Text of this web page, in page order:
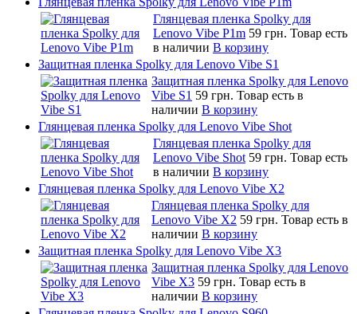
Глянцевая пленка Spolky для
Lenovo Vibe P1m 59 грн. Товар есть
в наличии В корзину
Защитная пленка Spolky для Lenovo Vibe S1
Защитная пленка Spolky для Lenovo
Vibe S1 59 грн. Товар есть в
наличии В корзину
Глянцевая пленка Spolky для Lenovo Vibe Shot
Глянцевая пленка Spolky для
Lenovo Vibe Shot 59 грн. Товар есть
в наличии В корзину
Глянцевая пленка Spolky для Lenovo Vibe X2
Глянцевая пленка Spolky для
Lenovo Vibe X2 59 грн. Товар есть в
наличии В корзину
Защитная пленка Spolky для Lenovo Vibe X3
Защитная пленка Spolky для Lenovo
Vibe X3 59 грн. Товар есть в
наличии В корзину